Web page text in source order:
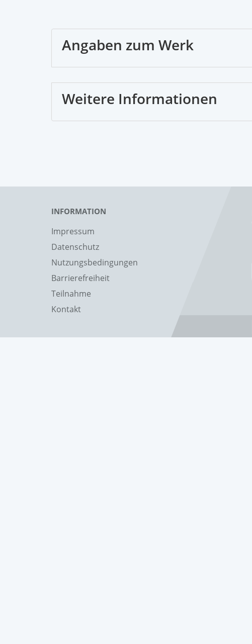
Angaben zum Werk
Weitere Informationen
INFORMATION
Impressum
Datenschutz
Nutzungsbedingungen
Barrierefreiheit
Teilnahme
Kontakt